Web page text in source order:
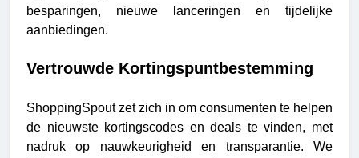
besparingen, nieuwe lanceringen en tijdelijke
aanbiedingen.
Vertrouwde Kortingspuntbestemming
ShoppingSpout zet zich in om consumenten te helpen
de nieuwste kortingscodes en deals te vinden, met
nadruk op nauwkeurigheid en transparantie. We